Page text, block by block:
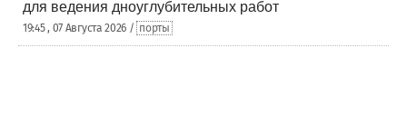
для ведения дноуглубительных работ
19:45 , 07 Августа 2026 / порты